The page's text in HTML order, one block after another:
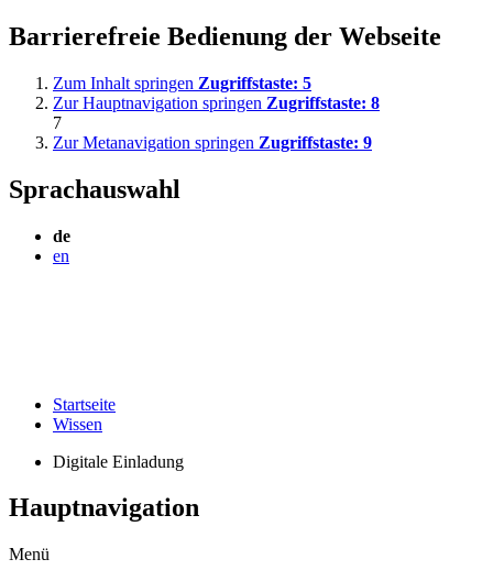
Barrierefreie Bedienung der Webseite
Zum Inhalt springen Zugriffstaste: 5
Zur Hauptnavigation springen Zugriffstaste: 8
7
Zur Metanavigation springen Zugriffstaste: 9
Sprachauswahl
de
en
Startseite
Wissen
Digitale Einladung
Hauptnavigation
Menü